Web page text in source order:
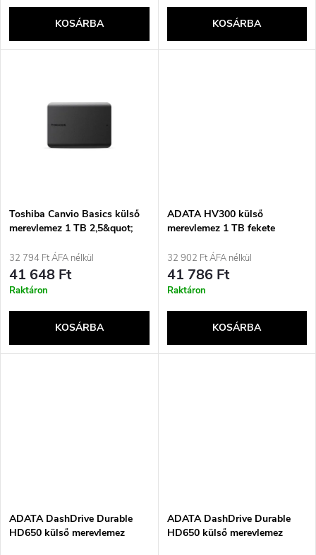
n
é
s
e
k
l
j
a
KOSÁRBA KOSÁRBA
Toshiba Canvio Basics külső
merevlemez 1 TB 2,5&quot;
2.0/3.2 Gen 1 (3.1 Gen 1)
Fekete
32 794 Ft ÁFA nélkül
41 648 Ft
Raktáron
KOSÁRBA
ADATA HV300 külső
merevlemez 1 TB fekete
32 902 Ft ÁFA nélkül
41 786 Ft
Raktáron
KOSÁRBA
ADATA DashDrive Durable
HD650 külső merevlemez
ADATA DashDrive Durable
HD650 külső merevlemez